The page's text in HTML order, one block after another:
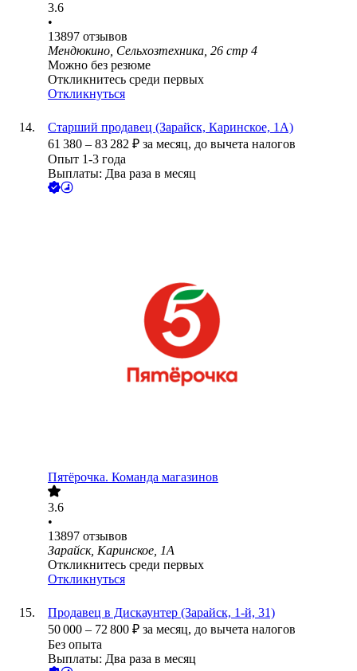
3.6
•
13897 отзывов
Мендюкино, Сельхозтехника, 26 стр 4
Можно без резюме
Откликнитесь среди первых
Откликнуться
Старший продавец (Зарайск, Каринское, 1А)
61 380 – 83 282 ₽ за месяц, до вычета налогов
Опыт 1-3 года
Выплаты: Два раза в месяц
Пятёрочка. Команда магазинов
3.6
•
13897 отзывов
Зарайск, Каринское, 1А
Откликнитесь среди первых
Откликнуться
Продавец в Дискаунтер (Зарайск, 1-й, 31)
50 000 – 72 800 ₽ за месяц, до вычета налогов
Без опыта
Выплаты: Два раза в месяц